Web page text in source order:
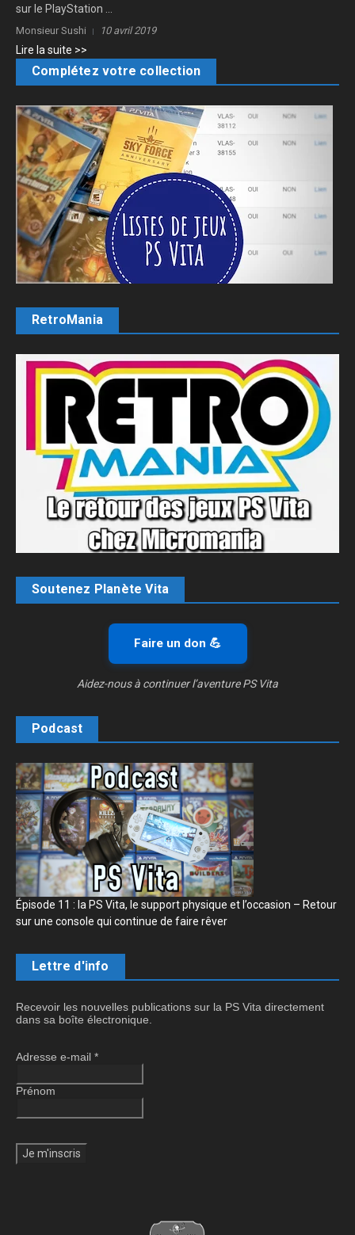
sur le PlayStation ...
Monsieur Sushi 10 avril 2019
Lire la suite >>
Complétez votre collection
RetroMania
Soutenez Planète Vita
Faire un don 💪
Aidez-nous à continuer l’aventure PS Vita
Podcast
Épisode 11 : la PS Vita, le support physique et l’occasion – Retour
sur une console qui continue de faire rêver
Lettre d'info
Recevoir les nouvelles publications sur la PS Vita directement
dans sa boîte électronique.
Adresse e-mail *
Prénom